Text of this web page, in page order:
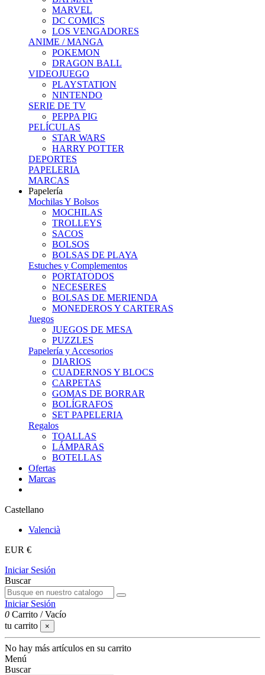
MARVEL
DC COMICS
LOS VENGADORES
ANIME / MANGA
POKEMON
DRAGON BALL
VIDEOJUEGO
PLAYSTATION
NINTENDO
SERIE DE TV
PEPPA PIG
PELÍCULAS
STAR WARS
HARRY POTTER
DEPORTES
PAPELERIA
MARCAS
Papelería
Mochilas Y Bolsos
MOCHILAS
TROLLEYS
SACOS
BOLSOS
BOLSAS DE PLAYA
Estuches y Complementos
PORTATODOS
NECESERES
BOLSAS DE MERIENDA
MONEDEROS Y CARTERAS
Juegos
JUEGOS DE MESA
PUZZLES
Papelería y Accesorios
DIARIOS
CUADERNOS Y BLOCS
CARPETAS
GOMAS DE BORRAR
BOLÍGRAFOS
SET PAPELERIA
Regalos
TOALLAS
LÁMPARAS
BOTELLAS
Ofertas
Marcas
Castellano
Valencià
EUR €
Iniciar Sesión
Buscar
Iniciar Sesión
0 Carrito /Vacío
tu carrito
×
No hay más artículos en su carrito
Menú
Buscar